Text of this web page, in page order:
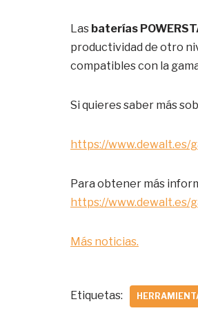
Las baterías
productividad de otro
compatibles con la gama
Si quieres saber más
https://www.dewalt.es/
Para obtener más
https://www.dewalt.es/
Más noticias.
Etiquetas: